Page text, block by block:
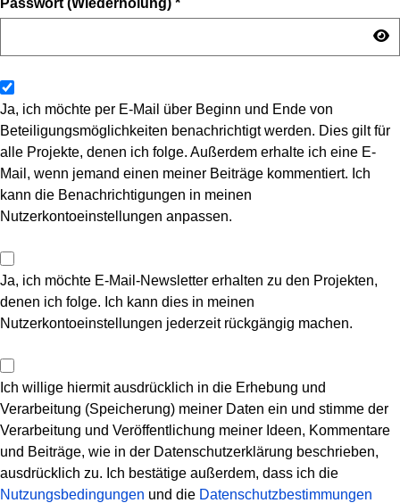
Passwort (Wiederholung) *
Ja, ich möchte per E-Mail über Beginn und Ende von
Beteiligungsmöglichkeiten benachrichtigt werden. Dies gilt für
alle Projekte, denen ich folge. Außerdem erhalte ich eine E-
Mail, wenn jemand einen meiner Beiträge kommentiert. Ich
kann die Benachrichtigungen in meinen
Nutzerkontoeinstellungen anpassen.
Ja, ich möchte E-Mail-Newsletter erhalten zu den Projekten,
denen ich folge. Ich kann dies in meinen
Nutzerkontoeinstellungen jederzeit rückgängig machen.
Ich willige hiermit ausdrücklich in die Erhebung und
Verarbeitung (Speicherung) meiner Daten ein und stimme der
Verarbeitung und Veröffentlichung meiner Ideen, Kommentare
und Beiträge, wie in der Datenschutzerklärung beschrieben,
ausdrücklich zu. Ich bestätige außerdem, dass ich die
Nutzungsbedingungen und die Datenschutzbestimmungen